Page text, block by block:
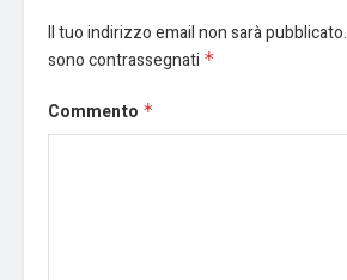
Il tuo indirizzo email non sarà pubblicato.
sono contrassegnati *
Commento *